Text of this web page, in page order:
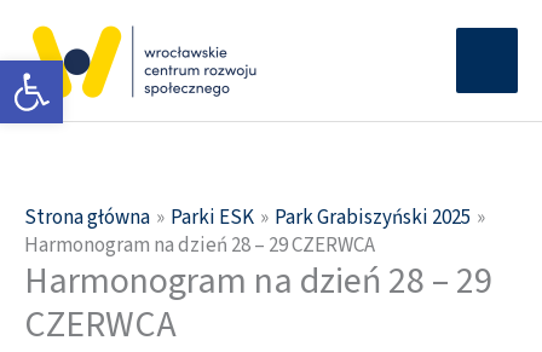
Otwórz pasek narzędzi
treści
Strona główna Parki ESK
Park Grabiszyński 2025
Harmonogram na dzień 28 – 29 CZERWCA
Harmonogram na dzień 28 – 29
CZERWCA